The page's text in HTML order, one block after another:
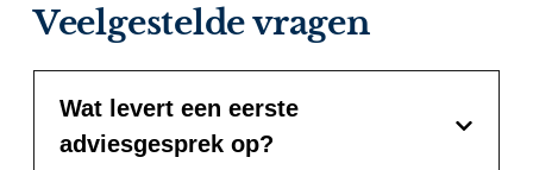
Veelgestelde vragen
Wat levert een eerste
adviesgesprek op?